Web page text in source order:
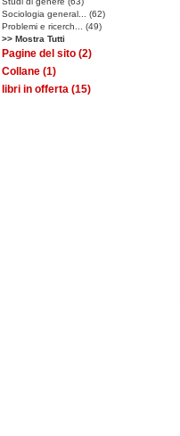
Sociologia general... (62)
Problemi e ricerch... (49)
>> Mostra Tutti
Pagine del sito (2)
Collane (1)
libri in offerta (15)